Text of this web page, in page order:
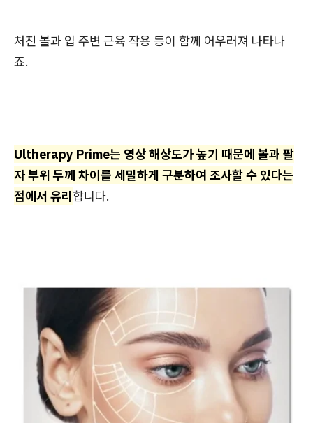
처진 볼과 입 주변 근육 작용 등이 함께 어우러져 나타나
죠.
Ultherapy Prime는 영상 해상도가 높기 때문에 볼과 팔
자 부위 두께 차이를 세밀하게 구분하여 조사할 수 있다는
점에서 유리합니다.